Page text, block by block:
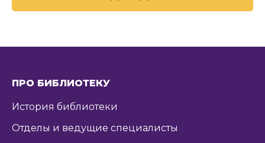
ПРО БИБЛИОТЕКУ
История библиотеки
Отделы и ведущие специалисты